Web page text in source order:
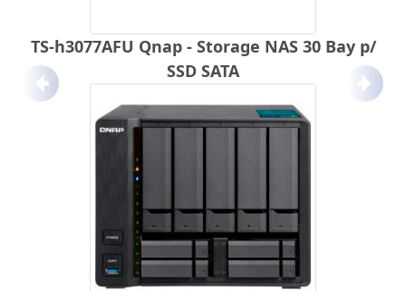
TS-h3077AFU Qnap - Storage NAS 30 Bay p/
SSD SATA
Anterior